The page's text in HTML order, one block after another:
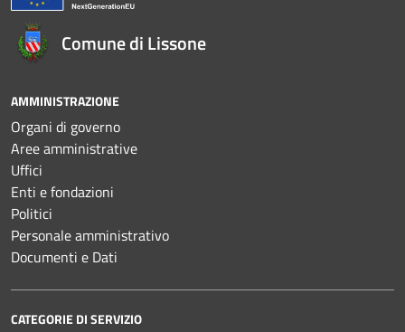
Comune di Lissone
AMMINISTRAZIONE
Organi di governo
Aree amministrative
Uffici
Enti e fondazioni
Politici
Personale amministrativo
Documenti e Dati
CATEGORIE DI SERVIZIO